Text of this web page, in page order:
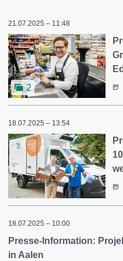
21.07.2025 – 11:48
2
18.07.2025 – 13:54
18.07.2025 – 10:00
Presse-Information:
in Aalen